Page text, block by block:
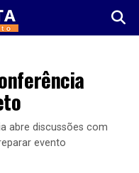
abre discussões com
evento